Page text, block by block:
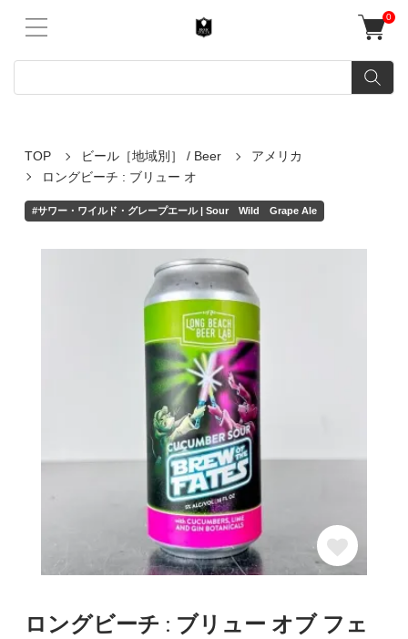
0
TOP ビール［地域別］ / Beer
アメリカ
ロングビーチ : ブリュー オ
#サワー・ワイルド・グレープエール | Sour Wild Grape Ale
ロングビーチ : ブリュー オブ フェ